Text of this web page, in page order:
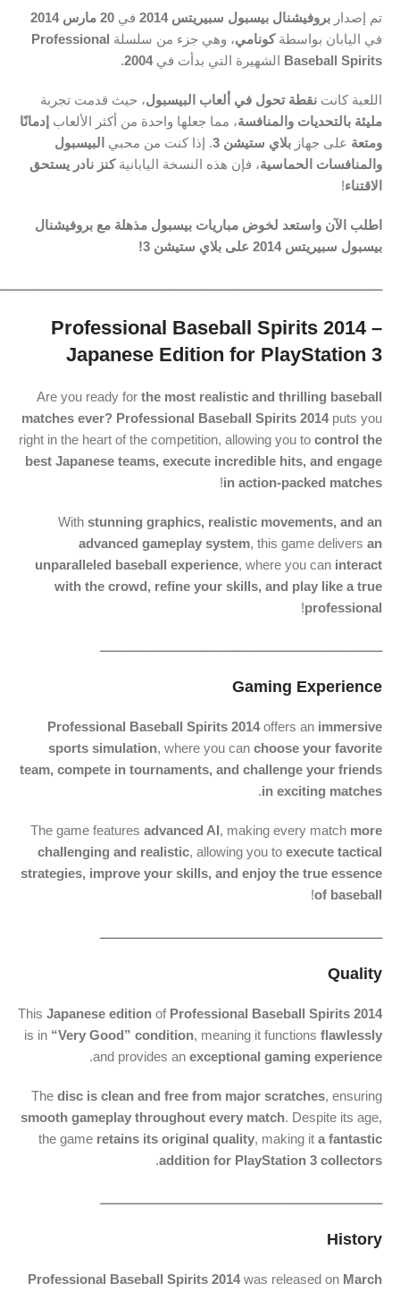
تم إصدار بروفيشنال بيسبول سبيريتس 2014 في 20 مارس 2014
في اليابان بواسطةكونامي، وهي جزء من سلسلة Professional
Baseball Spirits الشهيرة التي بدأت في2004
.
اللعبة كانت نقطة تحول في ألعاب البيسبول، حيث قدمت تجربة
مليئة بالتحديات والمنافسة، مما جعلها واحدة من أكثر الألعاب إدمانًا
ومتعة على جهاز بلاي ستيشن 3 . إذا كنت من محبي البيسبول
والمنافسات الحماسية، فإن هذه النسخة اليابانيةكنز نادر يستحق
الاقتناء!
اطلب الآن واستعد لخوض مباريات بيسبول مذهلة مع بروفيشنال
بيسبول سبيريتس 2014 على بلاي ستيشن 3!
Professional Baseball Spirits 2014 –
Japanese Edition for PlayStation 3
Are you ready for the most realistic and thrilling baseball
matches ever? Professional Baseball Spirits 2014puts you
right in the heart of the competition, allowing you to control the
best Japanese teams, execute incredible hits, and engage
in action-packed matches
!
With stunning graphics, realistic movements, and an
advanced gameplay system, this game delivers an
unparalleled baseball experience, where you can interact
with the crowd, refine your skills, and play like a true
professional
!
ـــــــــــــــــــــــــــــــــــــــــــــــــــــــــــــــــــــــــــــــ
Gaming Experience
Professional Baseball Spirits 2014offers an immersive
sports simulation, where you can choose your favorite
team, compete in tournaments, and challenge your friends
in exciting matches
.
The game features advanced AI, making every match more
challenging and realistic, allowing you to execute tactical
strategies, improve your skills, and enjoy the true essence
of baseball
!
ـــــــــــــــــــــــــــــــــــــــــــــــــــــــــــــــــــــــــــــــ
Quality
This Japanese edition of Professional Baseball Spirits 2014
is in “Very Good” condition, meaning it functions flawlessly
and provides an exceptional gaming experience
.
The disc is clean and free from major scratches, ensuring
smooth gameplay throughout every match. Despite its age,
the game retains its original quality, making it a fantastic
addition for PlayStation 3 collectors
.
ـــــــــــــــــــــــــــــــــــــــــــــــــــــــــــــــــــــــــــــــ
History
Professional Baseball Spirits 2014was released on March